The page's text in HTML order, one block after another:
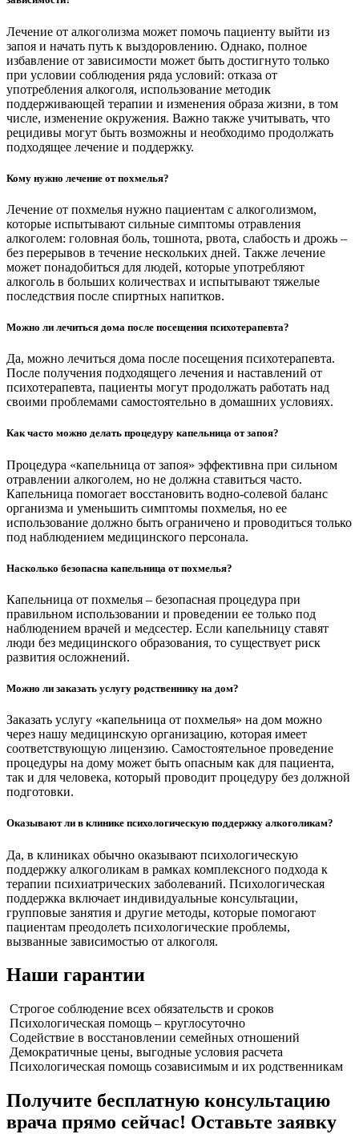
Лечение от алкоголизма может помочь пациенту выйти из
запоя и начать путь к выздоровлению. Однако, полное
избавление от зависимости может быть достигнуто только
при условии соблюдения ряда условий: отказа от
употребления алкоголя, использование методик
поддерживающей терапии и изменения образа жизни, в том
числе, изменение окружения. Важно также учитывать, что
рецидивы могут быть возможны и необходимо продолжать
подходящее лечение и поддержку.
Кому нужно лечение от похмелья?
Лечение от похмелья нужно пациентам с алкоголизмом,
которые испытывают сильные симптомы отравления
алкоголем: головная боль, тошнота, рвота, слабость и дрожь –
без перерывов в течение нескольких дней. Также лечение
может понадобиться для людей, которые употребляют
алкоголь в больших количествах и испытывают тяжелые
последствия после спиртных напитков.
Можно ли лечиться дома после посещения психотерапевта?
Да, можно лечиться дома после посещения психотерапевта.
После получения подходящего лечения и наставлений от
психотерапевта, пациенты могут продолжать работать над
своими проблемами самостоятельно в домашних условиях.
Как часто можно делать процедуру капельница от запоя?
Процедура «капельница от запоя» эффективна при сильном
отравлении алкоголем, но не должна ставиться часто.
Капельница помогает восстановить водно-солевой баланс
организма и уменьшить симптомы похмелья, но ее
использование должно быть ограничено и проводиться только
под наблюдением медицинского персонала.
Насколько безопасна капельница от похмелья?
Капельница от похмелья – безопасная процедура при
правильном использовании и проведении ее только под
наблюдением врачей и медсестер. Если капельницу ставят
люди без медицинского образования, то существует риск
развития осложнений.
Можно ли заказать услугу родственнику на дом?
Заказать услугу «капельница от похмелья» на дом можно
через нашу медицинскую организацию, которая имеет
соответствующую лицензию. Самостоятельное проведение
процедуры на дому может быть опасным как для пациента,
так и для человека, который проводит процедуру без должной
подготовки.
Оказывают ли в клинике психологическую поддержку алкоголикам?
Да, в клиниках обычно оказывают психологическую
поддержку алкоголикам в рамках комплексного подхода к
терапии психиатрических заболеваний. Психологическая
поддержка включает индивидуальные консультации,
групповые занятия и другие методы, которые помогают
пациентам преодолеть психологические проблемы,
вызванные зависимостью от алкоголя.
Наши гарантии
Строгое соблюдение всех обязательств и сроков
Психологическая помощь – круглосуточно
Содействие в восстановлении семейных отношений
Демократичные цены, выгодные условия расчета
Психологическая помощь созависимым и их родственникам
Получите бесплатную консультацию
врача прямо сейчас! Оставьте заявку